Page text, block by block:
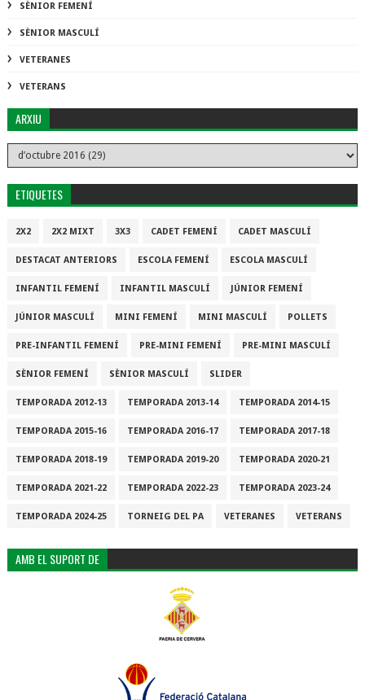
SÈNIOR FEMENÍ
SÈNIOR MASCULÍ
VETERANES
VETERANS
ARXIU
ETIQUETES
2X2 2X2 MIXT 3X3 CADET FEMENÍ CADET MASCULÍ
DESTACAT ANTERIORS ESCOLA FEMENÍ ESCOLA MASCULÍ
INFANTIL FEMENÍ INFANTIL MASCULÍ JÚNIOR FEMENÍ
JÚNIOR MASCULÍ MINI FEMENÍ MINI MASCULÍ POLLETS
PRE-INFANTIL FEMENÍ PRE-MINI FEMENÍ PRE-MINI MASCULÍ
SÈNIOR FEMENÍ SÈNIOR MASCULÍ SLIDER
TEMPORADA 2012-13 TEMPORADA 2013-14 TEMPORADA 2014-15
TEMPORADA 2015-16 TEMPORADA 2016-17 TEMPORADA 2017-18
TEMPORADA 2018-19 TEMPORADA 2019-20 TEMPORADA 2020-21
TEMPORADA 2021-22 TEMPORADA 2022-23 TEMPORADA 2023-24
TEMPORADA 2024-25 TORNEIG DEL PA VETERANES VETERANS
AMB EL SUPORT DE